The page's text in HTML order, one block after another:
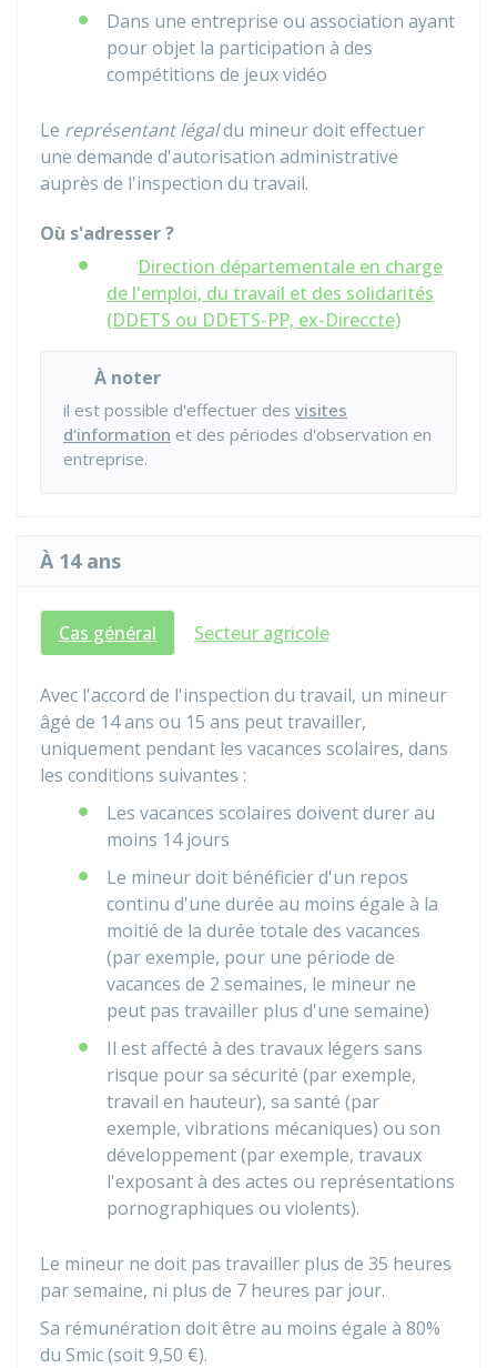
Dans une entreprise ou association ayant
pour objet la participation à des
compétitions de jeux vidéo
Le représentant légaldu mineur doit effectuer
une demande d'autorisation administrative
auprès de l'inspection du travail.
Où s'adresser ?
Direction départementale en charge
de l'emploi, du travail et des solidarités
(DDETS ou DDETS-PP, ex-Direccte)
À noter
il est possible d'effectuer des visites
d'information et des périodes d'observation en
entreprise.
À 14 ans
Cas général Secteur agricole
Avec l'accord de l'inspection du travail, un mineur
âgé de 14 ans ou 15 ans peut travailler,
uniquement pendant les vacances scolaires, dans
les conditions suivantes :
Les vacances scolaires doivent durer au
moins 14 jours
Le mineur doit bénéficier d'un repos
continu d'une durée au moins égale à la
moitié de la durée totale des vacances
(par exemple, pour une période de
vacances de 2 semaines, le mineur ne
peut pas travailler plus d'une semaine)
Il est affecté à des travaux légers sans
risque pour sa sécurité (par exemple,
travail en hauteur), sa santé (par
exemple, vibrations mécaniques) ou son
développement (par exemple, travaux
l'exposant à des actes ou représentations
pornographiques ou violents).
Le mineur ne doit pas travailler plus de 35 heures
par semaine, ni plus de 7 heures par jour.
Sa rémunération doit être au moins égale à 80%
du Smic (soit9,50 €).